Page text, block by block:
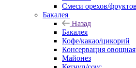
Смеси орехов/
Бакалея
Назад
Бакалея
Кофе/какао/цикорий
Консервация овощная
Майонез